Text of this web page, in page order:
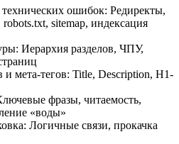
ошибок: Редиректы,
sitemap, индексация
Иерархия разделов, ЧПУ,
и мета-тегов: Title, Description, H1-
фразы, читаемость,
«воды»
Логичные связи, прокачка